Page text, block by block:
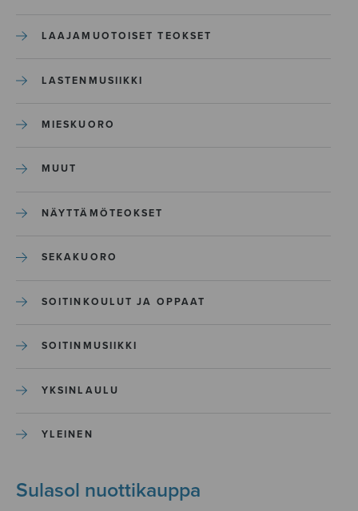
LAAJAMUOTOISET TEOKSET
LASTENMUSIIKKI
MIESKUORO
MUUT
NÄYTTÄMÖTEOKSET
SEKAKUORO
SOITINKOULUT JA OPPAAT
SOITINMUSIIKKI
YKSINLAULU
YLEINEN
Sulasol nuottikauppa